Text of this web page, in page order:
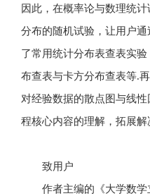
因此，在概率论与数理统
分布的随机试验，让用户
了常用统计分布表查表实
布查表与卡方分布查表等.
对经验数据的散点图与线
程核心内容的理解，拓展
致用户
作者主编的《大学数